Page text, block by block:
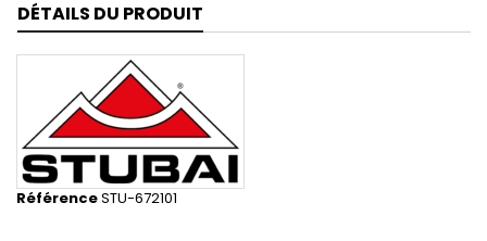
DÉTAILS DU PRODUIT
RéférenceSTU-672101